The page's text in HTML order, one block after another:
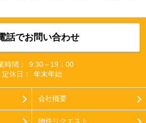
話でお問い合わせ
時間：
9:30～19：00
定休日：
年末年始
会社概要
物件リクエスト